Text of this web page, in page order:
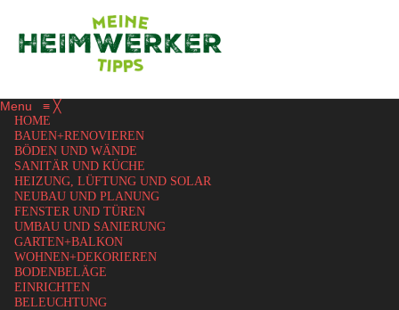
Menu ≡ ╳
HOME
BAUEN+RENOVIEREN
BÖDEN UND WÄNDE
SANITÄR UND KÜCHE
HEIZUNG, LÜFTUNG UND SOLAR
NEUBAU UND PLANUNG
FENSTER UND TÜREN
UMBAU UND SANIERUNG
GARTEN+BALKON
WOHNEN+DEKORIEREN
BODENBELÄGE
EINRICHTEN
BELEUCHTUNG